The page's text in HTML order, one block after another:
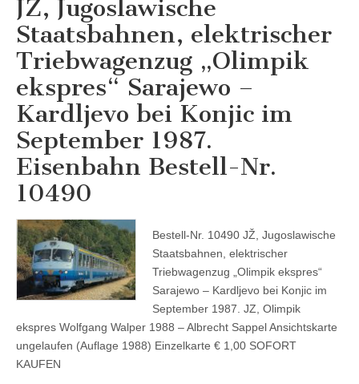
JŽ, Jugoslawische
Staatsbahnen, elektrischer
Triebwagenzug „Olimpik
ekspres“ Sarajewo –
Kardljevo bei Konjic im
September 1987.
Eisenbahn Bestell-Nr.
10490
Bestell-Nr. 10490 JŽ, Jugoslawische
Staatsbahnen, elektrischer
Triebwagenzug „Olimpik ekspres“
Sarajewo – Kardljevo bei Konjic im
September 1987. JZ, Olimpik
ekspres Wolfgang Walper 1988 – Albrecht Sappel Ansichtskarte
ungelaufen (Auflage 1988) Einzelkarte € 1,00 SOFORT
KAUFEN